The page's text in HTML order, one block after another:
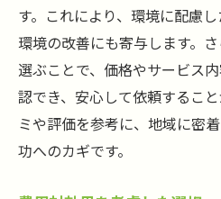
す。これにより、環境に配慮
環境の改善にも寄与します。
選ぶことで、価格やサービス
認でき、安心して依頼するこ
ミや評価を参考に、地域に密
功へのカギです。